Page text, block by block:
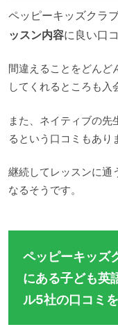
ペッピーキッズクラ
ッスン内容に良い口
間違えることをどんど
してくれるところも入
また、ネイティブの
るという口コミもあり
継続してレッスンに通
なるそうです。
ペッピーキッズ
にある子ども英
ル5社の口コミ